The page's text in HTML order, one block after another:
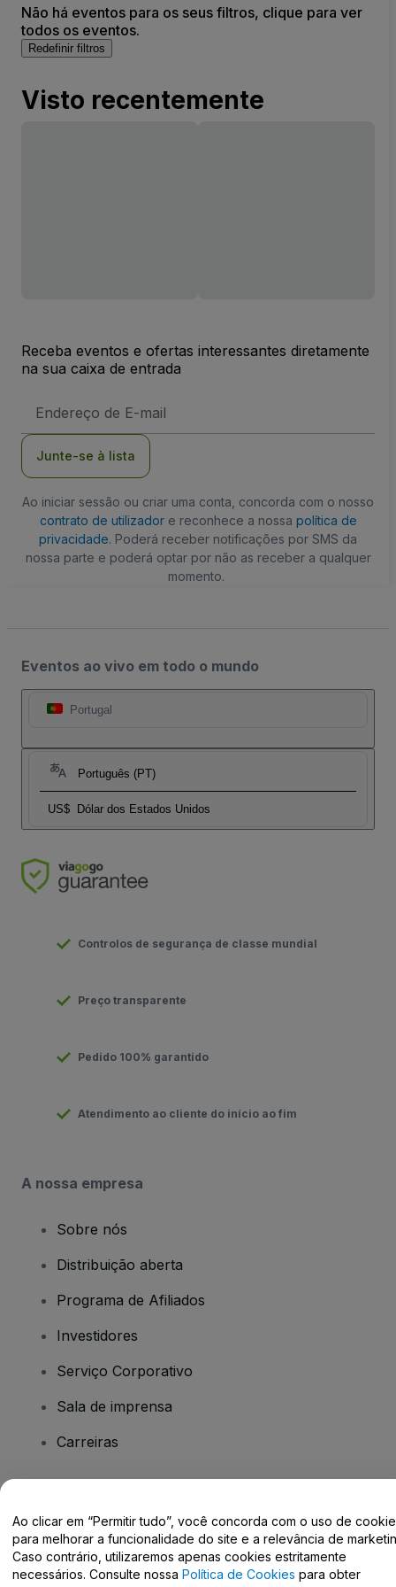
Não há eventos para os seus filtros, clique para ver
todos os eventos.
Redefinir filtros
Visto recentemente
Receba eventos e ofertas interessantes diretamente
na sua caixa de entrada
de
Junte-se à lista
Ao iniciar sessão ou criar uma conta, concorda com o nosso
contrato de utilizadore reconhece a nossa política de
privacidade. Poderá receber notificações por SMS da
nossa parte e poderá optar por não as receber a qualquer
momento.
Eventos ao vivo em todo o mundo
Portugal
Português (PT)
US$ Dólar dos Estados Unidos
Controlos de segurança de classe mundial
Preço transparente
Pedido 100% garantido
Atendimento ao cliente do início ao fim
A nossa empresa
Sobre nós
Distribuição aberta
Programa de Afiliados
Investidores
Serviço Corporativo
Sala de imprensa
Carreiras
Centro de Ajuda / Fale Conosco
Ao clicar em “Permitir tudo”, você concorda com o uso de
para melhorar a funcionalidade do site e a relevância de
Caso contrário, utilizaremos apenas cookies estritamente
necessários. Consulte nossa Política de Cookies para obter